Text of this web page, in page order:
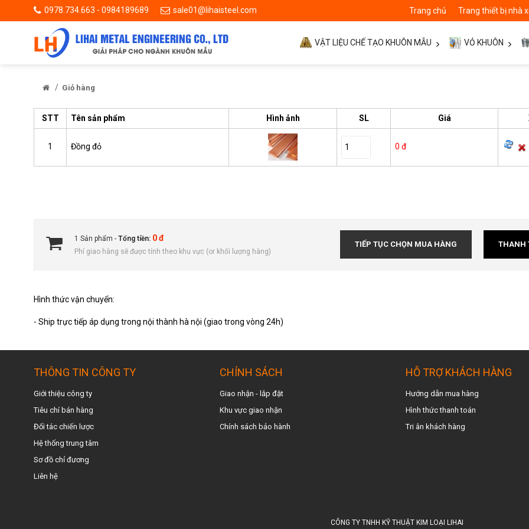
0978.734.663 - 0984189689 sale01@lihaisteel.com Trang chủ Trang thiết bị nhà
VẬT LIỆU CHẾ TẠO KHUÔN MẪU VỎ KHUÔN
/ Giỏ hàng
STT Tên sản phẩm Hình ảnh SL Giá
1 Đồng đỏ 0 đ
1 Sản phẩm - Tổng tiền: 0 đ
Phí giao hàng sẽ được tính theo khu vực (or khối lượng hàng)
THANH
TIẾP TỤC CHỌN MUA HÀNG
Hình thức vận chuyển:
- Ship trực tiếp áp dụng trong nội thành hà nội (giao trong vòng 24h)
THÔNG TIN CÔNG TY
Giới thiệu công ty
Tiêu chí bán hàng
Đối tác chiến lược
Hệ thống trung tâm
Sơ đồ chỉ đương
Liên hệ
CHÍNH SÁCH
Giao nhận - lắp đặt
Khu vực giao nhận
Chính sách bảo hành
HỖ TRỢ KHÁCH HÀNG
Hướng dẫn mua hàng
Hình thức thanh toán
Tri ân khách hàng
CÔNG TY TNHH KỸ THUẬT KIM LOẠI LIHAI